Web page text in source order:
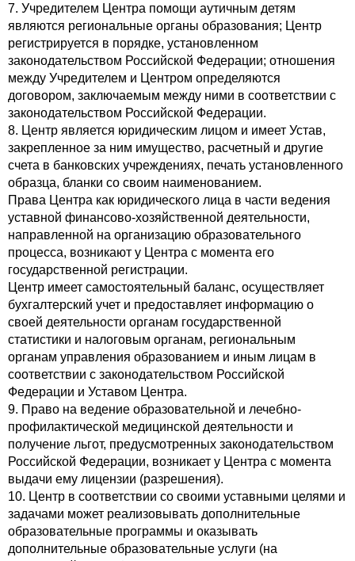
7. Учредителем Центра помощи аутичным детям
являются региональные органы образования; Центр
регистрируется в порядке, установленном
законодательством Российской Федерации; отношения
между Учредителем и Центром определяются
договором, заключаемым между ними в соответствии с
законодательством Российской Федерации.
8. Центр является юридическим лицом и имеет Устав,
закрепленное за ним имущество, расчетный и другие
счета в банковских учреждениях, печать установленного
образца, бланки со своим наименованием.
Права Центра как юридического лица в части ведения
уставной финансово-хозяйственной деятельности,
направленной на организацию образовательного
процесса, возникают у Центра с момента его
государственной регистрации.
Центр имеет самостоятельный баланс, осуществляет
бухгалтерский учет и предоставляет информацию о
своей деятельности органам государственной
статистики и налоговым органам, региональным
органам управления образованием и иным лицам в
соответствии с законодательством Российской
Федерации и Уставом Центра.
9. Право на ведение образовательной и лечебно-
профилактической медицинской деятельности и
получение льгот, предусмотренных законодательством
Российской Федерации, возникает у Центра с момента
выдачи ему лицензии (разрешения).
10. Центр в соответствии со своими уставными целями и
задачами может реализовывать дополнительные
образовательные программы и оказывать
дополнительные образовательные услуги (на